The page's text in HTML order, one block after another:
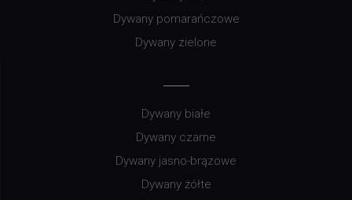
Dywany pomarańczowe
Dywany zielone
Dywany białe
Dywany czarne
Dywany jasno-brązowe
Dywany żółte